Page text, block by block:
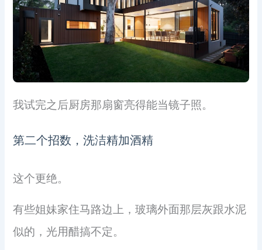
我试完之后厨房那扇窗亮得能当镜子照。
第二个招数，洗洁精加酒精
这个更绝。
有些姐妹家住马路边上，玻璃外面那层灰跟水泥
似的，光用醋搞不定。